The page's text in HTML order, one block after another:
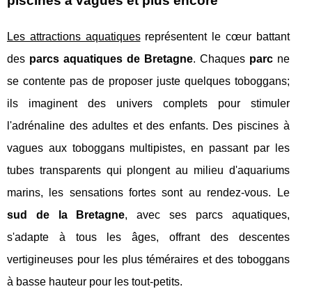
Les attractions aquatiquesreprésentent le cœur battant
des parcs aquatiques de Bretagne. Chaques parcne
se contente pas de proposer juste quelques toboggans;
ils imaginent des univers complets pour stimuler
l'adrénaline des adultes et des enfants. Des piscines à
vagues aux toboggans multipistes, en passant par les
tubes transparents qui plongent au milieu d'aquariums
marins, les sensations fortes sont au rendez-vous. Le
sud de la Bretagne, avec ses parcs aquatiques,
s'adapte à tous les âges, offrant des descentes
vertigineuses pour les plus téméraires et des toboggans
à basse hauteur pour les tout-petits.